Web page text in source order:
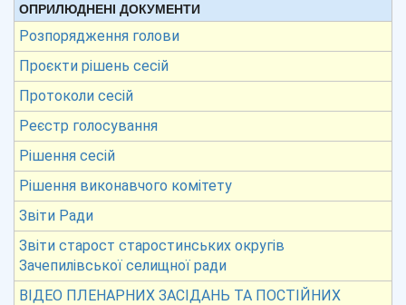
ОПРИЛЮДНЕНІ ДОКУМЕНТИ
Розпорядження голови
Проєкти рішень сесій
Протоколи сесій
Реєстр голосування
Рішення сесій
Рішення виконавчого комітету
Звіти Ради
Звіти старост старостинських округів
Зачепилівської селищної ради
ВІДЕО ПЛЕНАРНИХ ЗАСІДАНЬ ТА ПОСТІЙНИХ